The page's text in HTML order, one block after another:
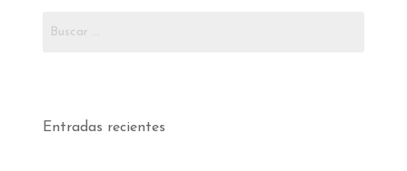
Entradas recientes